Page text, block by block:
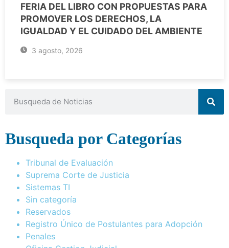
FERIA DEL LIBRO CON PROPUESTAS PARA
PROMOVER LOS DERECHOS, LA
IGUALDAD Y EL CUIDADO DEL AMBIENTE
3 agosto, 2026
Busqueda por Categorías
Tribunal de Evaluación
Suprema Corte de Justicia
Sistemas TI
Sin categoría
Reservados
Registro Único de Postulantes para Adopción
Penales